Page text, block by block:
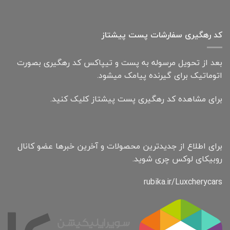
کد رهگیری سفارشات پست پیشتاز
بعد از تحویل مرسوله به پست و تیپاکس کد رهگیری بصورت
اتوماتیک برای گیرنده پیامک میشود.
برای مشاهده کد رهگیری پست پیشتاز کلیک کنید.
برای اطلاع از جدیدترین محصولات و آخرین خبرها عضو کانال
روبیکای لوکس چری شوید.
rubika.ir/Luxcherycars